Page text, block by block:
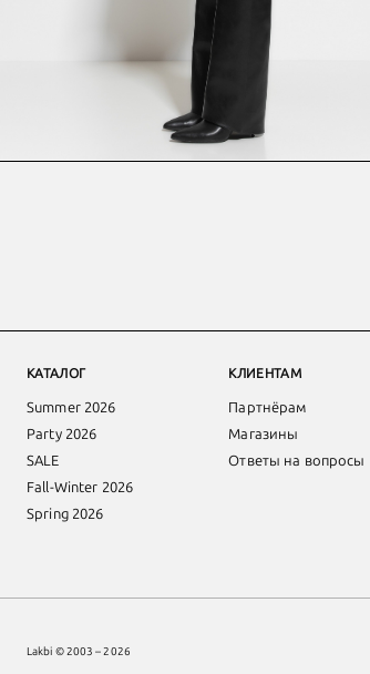
КАТАЛОГ
Summer 2026
Party 2026
SALE
Fall-Winter 2026
Spring 2026
КЛИЕНТАМ
Партнёрам
Магазины
Ответы на вопросы
Lakbi © 2003 – 2026